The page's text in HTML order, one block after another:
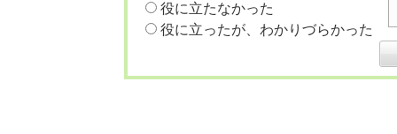
役に立たなかった
役に立ったが、わかりづらかった